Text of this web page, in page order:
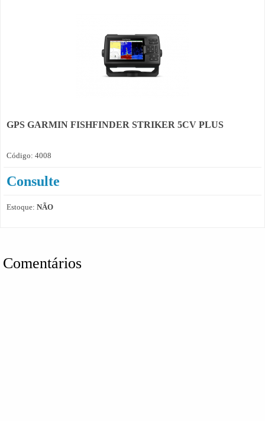
GPS GARMIN FISHFINDER STRIKER 5CV PLUS
Código: 4008
Consulte
Estoque: NÃO
Comentários